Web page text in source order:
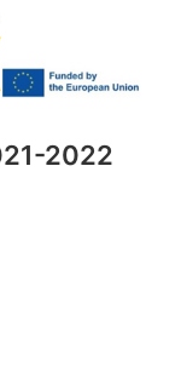
2022